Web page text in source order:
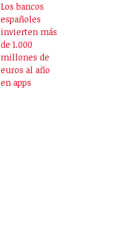
Los bancos
españoles
invierten más
de 1.000
millones de
euros al año
en apps